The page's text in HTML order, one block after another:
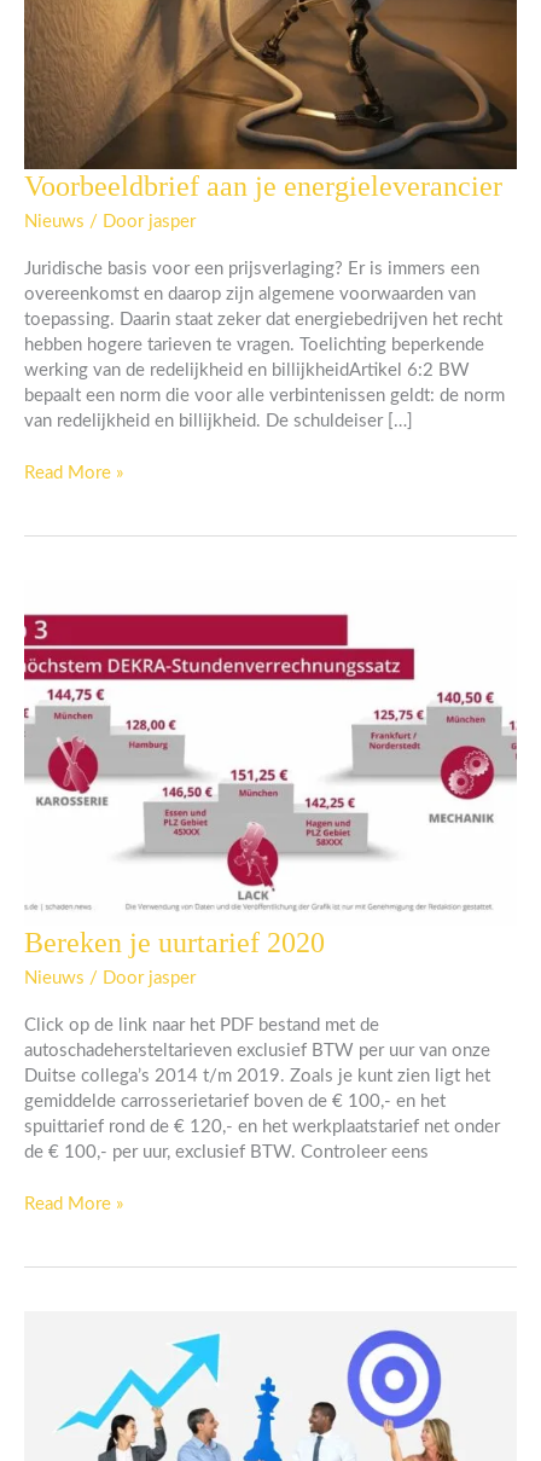
Voorbeeldbrief aan je energieleverancier
Nieuws / Door jasper
Juridische basis voor een prijsverlaging? Er is immers een
overeenkomst en daarop zijn algemene voorwaarden van
toepassing. Daarin staat zeker dat energiebedrijven het recht
hebben hogere tarieven te vragen. Toelichting beperkende
werking van de redelijkheid en billijkheidArtikel 6:2 BW
bepaalt een norm die voor alle verbintenissen geldt: de norm
van redelijkheid en billijkheid. De schuldeiser […]
Voorbeeldbrief
je
Read More »
Bereken je uurtarief 2020
Nieuws / Door jasper
Click op de link naar het PDF bestand met de
autoschadehersteltarieven exclusief BTW per uur van onze
Duitse collega’s 2014 t/m 2019. Zoals je kunt zien ligt het
gemiddelde carrosserietarief boven de € 100,- en het
spuittarief rond de € 120,- en het werkplaatstarief net onder
de € 100,- per uur, exclusief BTW. Controleer eens
Bereken
uurtarief
Read More »